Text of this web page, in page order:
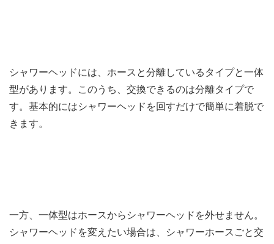
シャワーヘッドには、ホースと分離しているタイプと一体
型があります。このうち、交換できるのは分離タイプで
す。基本的にはシャワーヘッドを回すだけで簡単に着脱で
きます。
一方、一体型はホースからシャワーヘッドを外せません。
シャワーヘッドを変えたい場合は、シャワーホースごと交